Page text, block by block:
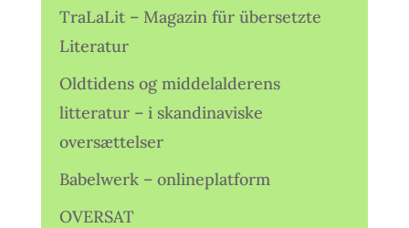
TraLaLit – Magazin für übersetzte
Literatur
Oldtidens og middelalderens
litteratur – i skandinaviske
oversættelser
Babelwerk – onlineplatform
OVERSAT